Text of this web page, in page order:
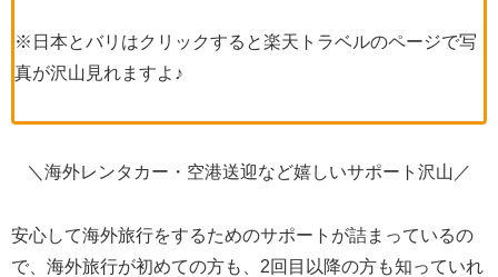
※日本とバリはクリックすると楽天トラベルのページで写
真が沢山見れますよ♪
＼海外レンタカー・空港送迎など嬉しいサポート沢山／
安心して海外旅行をするためのサポートが詰まっているの
で、海外旅行が初めての方も、2回目以降の方も知っていれ